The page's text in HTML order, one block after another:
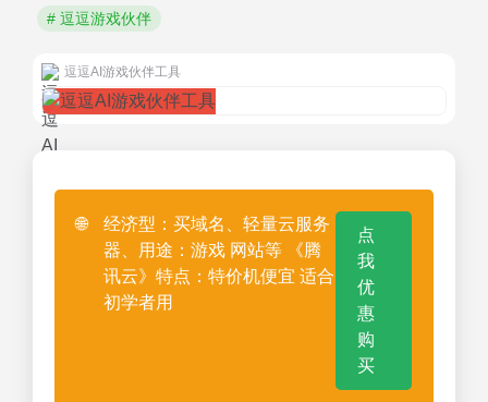
# 逗逗游戏伙伴
逗逗AI游戏伙伴工具
🌐
经济型：买域名、轻量云服务
器、用途：游戏 网站等 《腾
讯云》特点：特价机便宜 适合
初学者用
点
我
优
惠
购
买